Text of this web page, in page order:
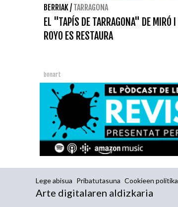
BERRIAK/ TARRAGONA
EL "TAPÍS DE TARRAGONA" DE MIRÓ I
ROYO ES RESTAURA
bonart
Lege abisua Pribatutasuna Cookieen politika
Arte digitalaren aldizkaria